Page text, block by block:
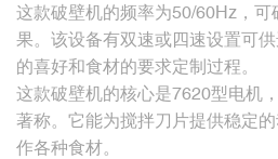
这款破壁机的频率为50/60Hz，
果。该设备有双速或四速设置可
的喜好和食材的要求定制过程。
这款破壁机的核心是7620型电机
著称。它能为搅拌刀片提供稳定
作各种食材。